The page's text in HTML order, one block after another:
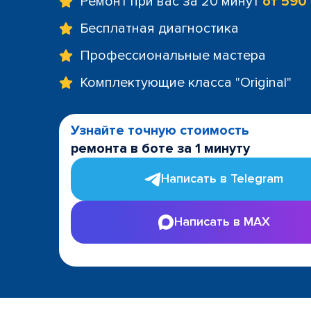
Бесплатная диагностика
Профессиональные мастера
Комплектующие класса "Original"
Узнайте точную стоимость
ремонта в боте за 1 минуту
Написать в Telegram
Написать в MAX